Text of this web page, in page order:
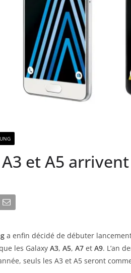
et A5
a enfin décidé de débuter
les Galaxy A3, A5, A7 et A9. L’an
seuls les A3 et A5 seront